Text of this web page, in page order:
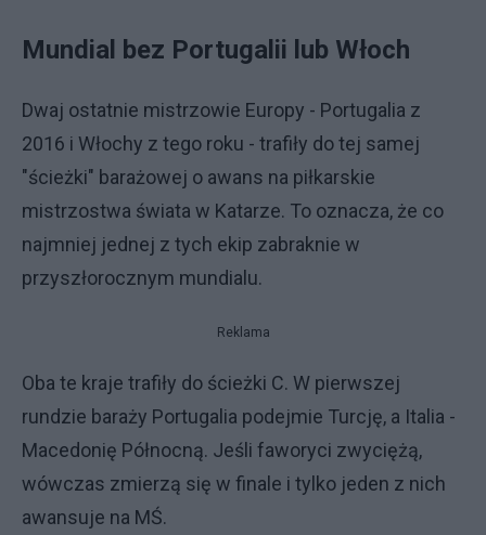
Mundial bez Portugalii lub Włoch
Dwaj ostatnie mistrzowie Europy - Portugalia z
2016 i Włochy z tego roku - trafiły do tej samej
"ścieżki" barażowej o awans na piłkarskie
mistrzostwa świata w Katarze. To oznacza, że co
najmniej jednej z tych ekip zabraknie w
przyszłorocznym mundialu.
Reklama
Oba te kraje trafiły do ścieżki C. W pierwszej
rundzie baraży Portugalia podejmie Turcję, a Italia -
Macedonię Północną. Jeśli faworyci zwyciężą,
wówczas zmierzą się w finale i tylko jeden z nich
awansuje na MŚ.